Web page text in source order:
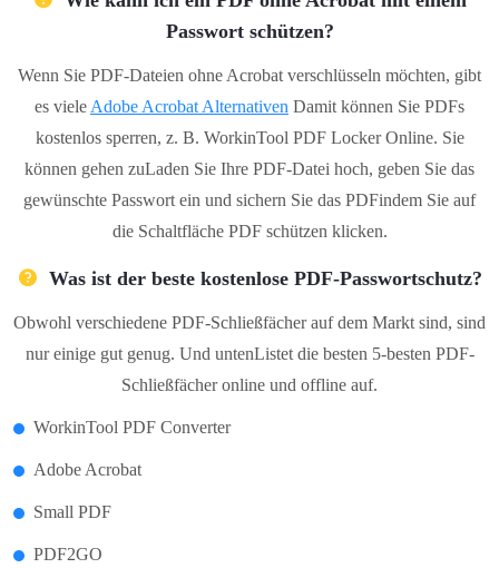
Passwort schützen?
Wenn Sie PDF-Dateien ohne Acrobat verschlüsseln möchten, gibt
es viele Adobe Acrobat Alternativen Damit können Sie PDFs
kostenlos sperren, z. B. WorkinTool PDF Locker Online. Sie
können gehen zuLaden Sie Ihre PDF-Datei hoch, geben Sie das
gewünschte Passwort ein und sichern Sie das PDFindem Sie auf
die Schaltfläche PDF schützen klicken.
Was ist der beste kostenlose PDF-Passwortschutz?
Obwohl verschiedene PDF-Schließfächer auf dem Markt sind, sind
nur einige gut genug. Und untenListet die besten 5-besten PDF-
Schließfächer online und offline auf.
WorkinTool PDF Converter
Adobe Acrobat
Small PDF
PDF2GO